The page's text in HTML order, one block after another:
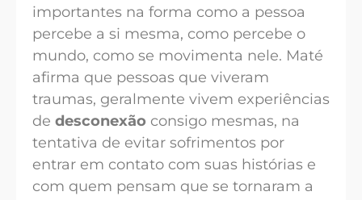
importantes na forma como a pessoa
percebe a si mesma, como percebe o
mundo, como se movimenta nele. Maté
afirma que pessoas que viveram
traumas, geralmente vivem experiências
de desconexão consigo mesmas, na
tentativa de evitar sofrimentos por
entrar em contato com suas histórias e
com quem pensam que se tornaram a